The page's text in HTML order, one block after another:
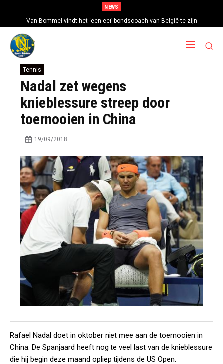
NEWS
Van Bommel vindt het ‘een eer’ bondscoach van België te zijn
Tennis
Nadal zet wegens
knieblessure streep door
toernooien in China
19/09/2018
Rafael Nadal doet in oktober niet mee aan de toernooien in
China. De Spanjaard heeft nog te veel last van de knieblessure
die hij begin deze maand opliep tijdens de US Open.